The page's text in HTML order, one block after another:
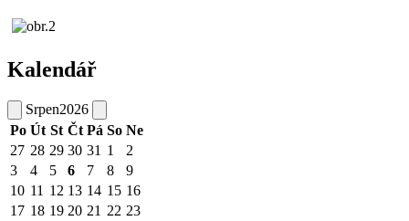
Kalendář
Srpen2026
Po Út St Čt Pá So Ne
27 28 29 30 31 1
2
3
4 5 6 7 8
9
10 11 12 13 14 15 16
17 18 19 20 21 22 23